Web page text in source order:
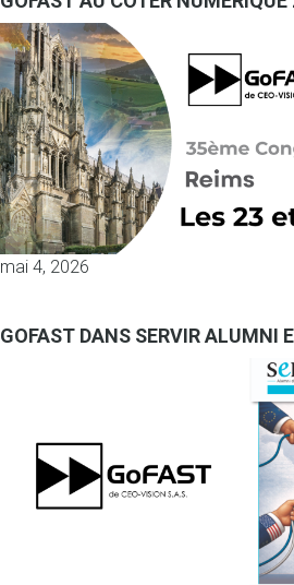
mai 4, 2026
GOFAST DANS SERVIR ALUMNI